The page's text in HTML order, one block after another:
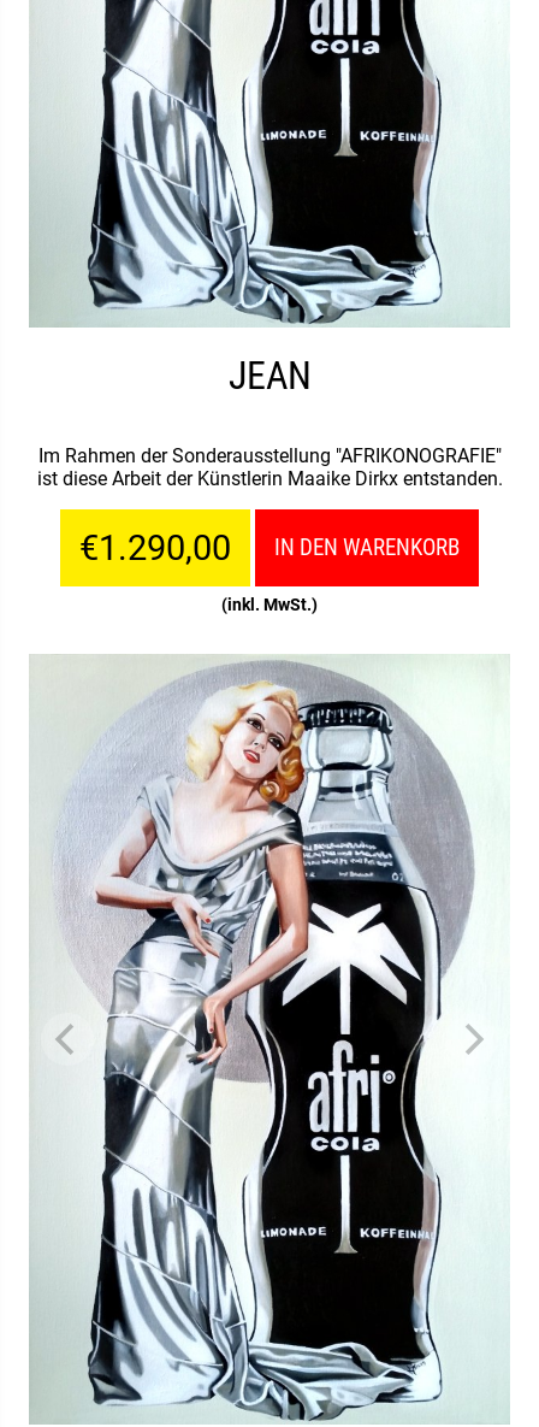
JEAN
Im Rahmen der Sonderausstellung "AFRIKONOGRAFIE"
ist diese Arbeit der Künstlerin Maaike Dirkx entstanden.
€1.290,00 IN DEN WARENKORB
(inkl. MwSt.)